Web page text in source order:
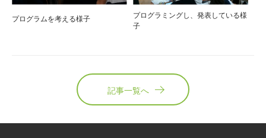
プログラムを考える様子
プログラミングし、発表している様
子
記事一覧へ